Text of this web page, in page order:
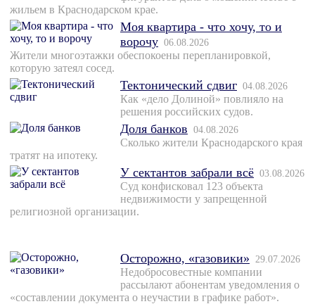
жильем в Краснодарском крае.
Моя квартира - что хочу, то и
ворочу 06.08.2026
Жители многоэтажки обеспокоены перепланировкой,
которую затеял сосед.
Тектонический сдвиг 04.08.2026
Как «дело Долиной» повлияло на
решения российских судов.
Доля банков 04.08.2026
Сколько жители Краснодарского края
тратят на ипотеку.
У сектантов забрали всё 03.08.2026
Суд конфисковал 123 объекта
недвижимости у запрещенной
религиозной организации.
Осторожно, «газовики» 29.07.2026
Недобросовестные компании
рассылают абонентам уведомления о
«составлении документа о неучастии в графике работ».